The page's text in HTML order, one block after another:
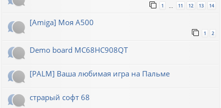
1 11 12 13 14
[Amiga] Моя A500
1 2
Demo board MC68HC908QT
[PALM] Ваша любимая игра на Пальме
страрый софт 68